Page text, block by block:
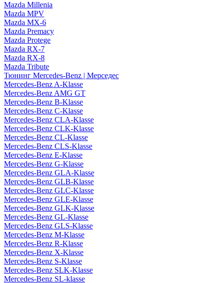
Mazda Millenia
Mazda MPV
Mazda MX-6
Mazda Premacy
Mazda Protege
Mazda RX-7
Mazda RX-8
Mazda Tribute
Тюнинг Mercedes-Benz | Мерседес
Mercedes-Benz A-Klasse
Mercedes-Benz AMG GT
Mercedes-Benz B-Klasse
Mercedes-Benz C-Klasse
Mercedes-Benz CLA-Klasse
Mercedes-Benz CLK-Klasse
Mercedes-Benz CL-Klasse
Mercedes-Benz CLS-Klasse
Mercedes-Benz E-Klasse
Mercedes-Benz G-Klasse
Mercedes-Benz GLA-Klasse
Mercedes-Benz GLB-Klasse
Mercedes-Benz GLC-Klasse
Mercedes-Benz GLE-Klasse
Mercedes-Benz GLK-Klasse
Mercedes-Benz GL-Klasse
Mercedes-Benz GLS-Klasse
Mercedes-Benz M-Klasse
Mercedes-Benz R-Klasse
Mercedes-Benz X-Klasse
Mercedes-Benz S-Klasse
Mercedes-Benz SLK-Klasse
Mercedes-Benz SL-klasse